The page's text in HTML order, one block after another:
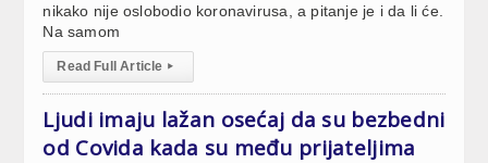
nikako nije oslobodio koronavirusa, a pitanje je i da li će.
Na samom
Read Full Article ▸
Ljudi imaju lažan osećaj da su bezbedni
od Covida kada su među prijateljima